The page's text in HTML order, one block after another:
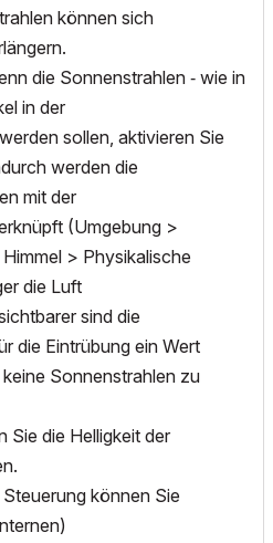
können sich
die Sonnenstrahlen ‐ wie in
in der
sollen, aktivieren Sie
werden die
mit der
(Umgebung >
> Physikalische
die Luft
sind die
die Eintrübung ein Wert
Sonnenstrahlen zu
Sie die Helligkeit der
können Sie